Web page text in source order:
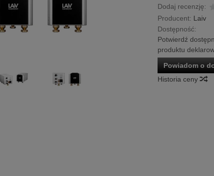
Dodaj recenzję:
Producent: Laiv
Dostępność:
Potwierdź
produktu
Powiadom o
Historia ceny